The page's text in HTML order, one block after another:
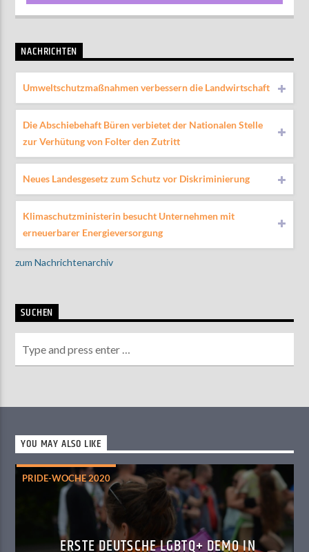
NACHRICHTEN
Umweltschutzmaßnahmen verbessern die Landwirtschaft
Die Abschiebehaft Büren verbietet der Nationalen Stelle
zur Verhütung von Folter den Zutritt
Neues Landesgesetz zum Schutz vor Diskriminierung
Klimaschutzministerin besucht Unternehmen mit
erneuerbarer Energieversorgung
zum Nachrichtenarchiv
SUCHEN
YOU MAY ALSO LIKE
PRIDE-WOCHE 2020
ERSTE DEUTSCHE LGBTQ+ DEMO IN